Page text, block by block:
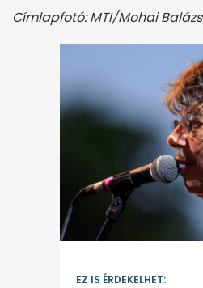
Címlapfotó: MTI/Mohai Balázs
EZ IS ÉRDEKELHET: